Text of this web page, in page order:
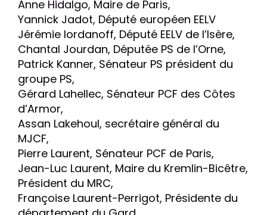
Anne Hidalgo, Maire de Paris,
Yannick Jadot, Député européen EELV
Jérémie Iordanoff, Député EELV de l’Isère,
Chantal Jourdan, Députée PS de l’Orne,
Patrick Kanner, Sénateur PS président du
groupe PS,
Gérard Lahellec, Sénateur PCF des Côtes
d’Armor,
Assan Lakehoul, secrétaire général du
MJCF,
Pierre Laurent, Sénateur PCF de Paris,
Jean-Luc Laurent, Maire du Kremlin-Bicêtre,
Président du MRC,
Françoise Laurent-Perrigot, Présidente du